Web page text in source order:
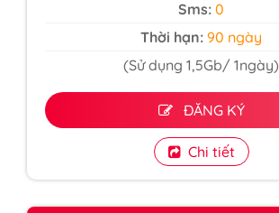
Sms: 0
Thời hạn: 90 ngày
(Sử dụng 1,5Gb/ 1ngày)
ĐĂNG KÝ
Chi tiết